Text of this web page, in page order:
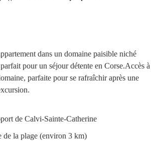
dans un domaine paisible niché
pour un séjour détente en Corse.Accès à
parfaite pour se rafraîchir après une
de Calvi-Sainte-Catherine
de la plage (environ 3 km)